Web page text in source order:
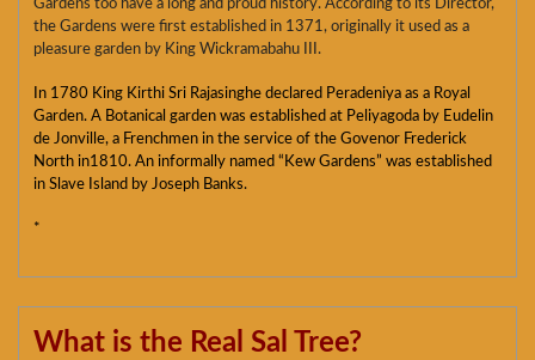
Gardens too have a long and proud history. According to its Director,
the Gardens were first established in 1371, originally it used as a
pleasure garden by King Wickramabahu III.
In 1780 King Kirthi Sri Rajasinghe declared Peradeniya as a Royal
Garden. A Botanical garden was established at Peliyagoda by Eudelin
de Jonville, a Frenchmen in the service of the Govenor Frederick
North in1810. An informally named “Kew Gardens” was established
in Slave Island by Joseph Banks.
*
What is the Real Sal Tree?